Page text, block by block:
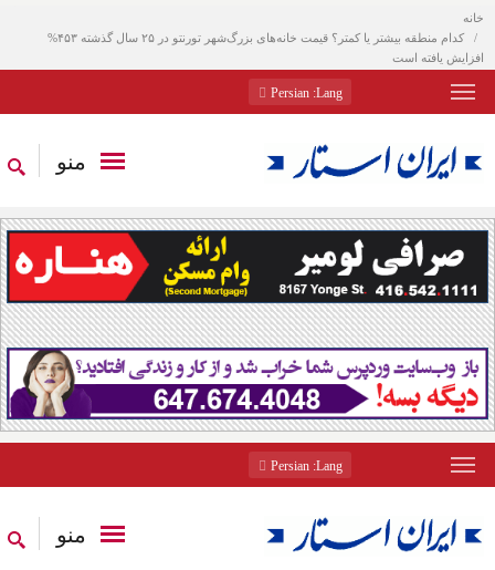
خانه
کدام منطقه بیشتر یا کمتر؟ قیمت خانه‌های بزرگ‌شهر تورنتو در ۲۵ سال گذشته ۴۵۳%
افزایش یافته است
Lang
: Persian
منو
Lang
: Persian
منو